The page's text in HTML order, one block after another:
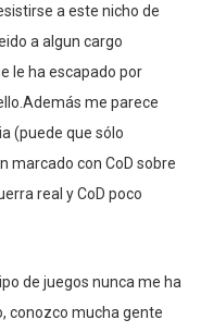
a este nicho de
a algun cargo
le ha escapado por
me parece
(puede que sólo
marcado con CoD sobre
real y CoD poco
de juegos nunca me ha
conozco mucha gente